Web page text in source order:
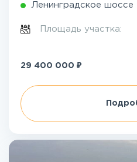
Ленинградское шоссе
Площадь участка:
29 400 000 ₽